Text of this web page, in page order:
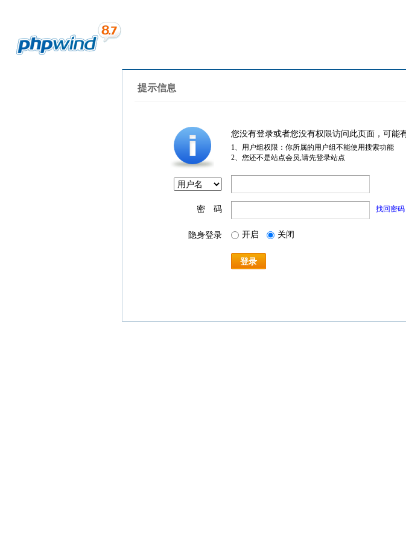
提示信息
您没有登录或者您没有权限访问此页面，可能
1、用户组权限：你所属的用户组不能使用搜索功能
2、您还不是站点会员,请先登录站点
密 码 找回密码
隐身登录 开启 关闭
登录